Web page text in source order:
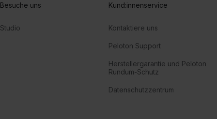
Besuche uns
Studio
Kund:innenservice
Kontaktiere uns
Peloton Support
Herstellergarantie und Peloton
Rundum-Schutz
Datenschutzzentrum